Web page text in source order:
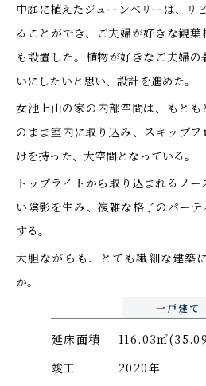
中庭に植えたジューンベリーは、リ
ることができ、ご夫婦が好きな観
も設置した。植物が好きなご夫婦
いにしたいと思い、設計を進めた。
女池上山の家の内部空間は、もと
のまま室内に取り込み、スキップ
けを持った、大空間となっている。
トップライトから取り込まれるノ
い陰影を生み、複雑な格子のパー
する。
大胆ながらも、とても繊細な建築
か。
一戸建て
延床面積
116.03㎡
竣工
2020年